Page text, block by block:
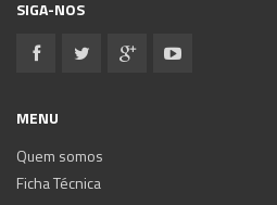
SIGA-NOS
MENU
Quem somos
Ficha Técnica